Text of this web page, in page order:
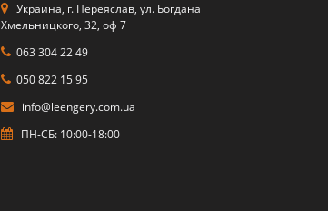
Украина, г. Переяслав, ул. Богдана
Хмельницкого, 32, оф 7
063 304 22 49
050 822 15 95
info@leengery.com.ua
ПН-СБ: 10:00-18:00